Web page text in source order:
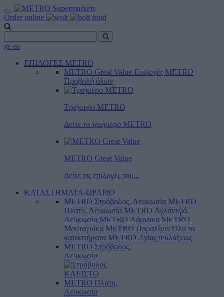
Order online
gr en
ΕΠΙΛΟΓΕΣ METRO
METRO Great Value Επιλογές METRO
Προβολή όλων
Τριήμερο METRO
Δείτε το τριήμερο ΜΕTRO
METRO Great Value
Δείτε τις επιλογές του...
ΚΑΤΑΣΤΗΜΑΤΑ-ΩΡΑΡΙΟ
METRO Στρόβολος, Λευκωσία METRO
Πλατυ, Λευκωσία METRO Αγλαντζιά,
Λευκωσία METRO Λάρνακα METRO
Μουταγιάκα METRO Παραλίμνι Όλα τα
καταστήματα METRO Αγίας Φυλάξεως
METRO Στρόβολος,
Λευκωσία
ΚΛΕΙΣΤΟ
METRO Πλατυ,
Λευκωσία